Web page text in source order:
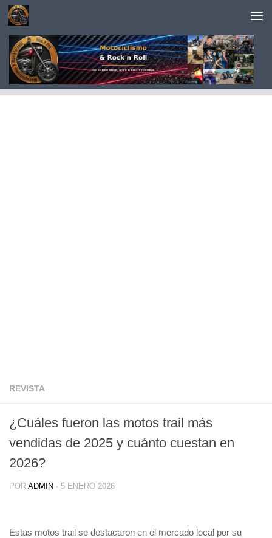
Saltar al contenido
REVISTA
¿Cuáles fueron las motos trail más
vendidas de 2025 y cuánto cuestan en
2026?
POR ADMIN · 5 ENERO 2026
Estas motos trail se destacaron en el mercado local por su